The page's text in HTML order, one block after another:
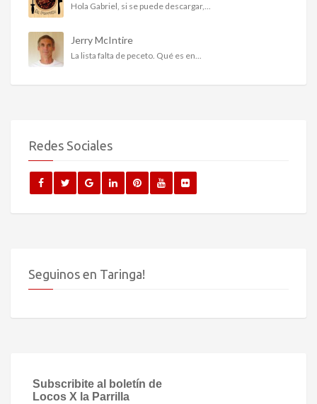
Hola Gabriel, si se puede descargar,...
Jerry McIntire
La lista falta de peceto. Qué es en...
Redes Sociales
Seguinos en Taringa!
Subscribite al boletín de
Locos X la Parrilla